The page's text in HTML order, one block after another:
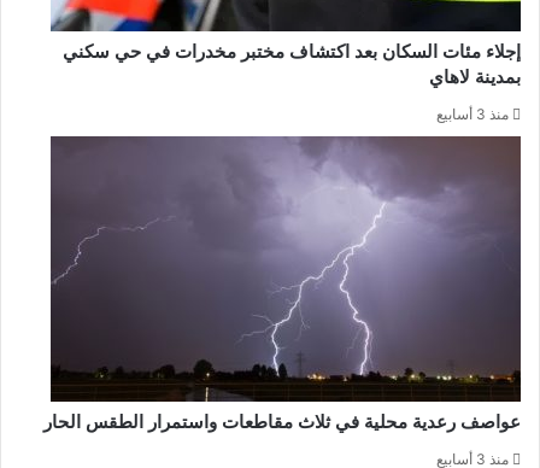
إجلاء مئات السكان بعد اكتشاف مختبر مخدرات في حي سكني
بمدينة لاهاي
منذ 3 أسابيع
عواصف رعدية محلية في ثلاث مقاطعات واستمرار الطقس الحار
منذ 3 أسابيع